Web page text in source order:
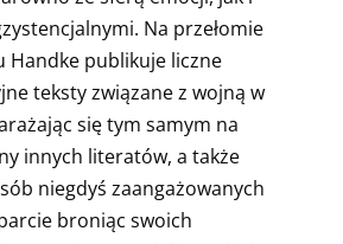
Na przełomie
Handke publikuje liczne
teksty związane z wojną w
się tym samym na
innych literatów, a także
niegdyś zaangażowanych
broniąc swoich